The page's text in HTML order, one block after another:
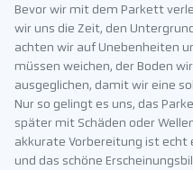
Bevor wir mit dem Parkett
wir uns die Zeit, den
achten wir auf Unebenheiten
müssen weichen, der Boden
ausgeglichen, damit wir eine
Nur so gelingt es uns, das
später mit Schäden oder
akkurate Vorbereitung ist echt
und das schöne